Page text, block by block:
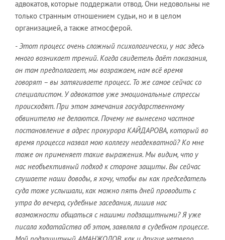
адвокатов, которые поддержали отвод. Они недовольны не
только странным отношением судьи, но и в целом
организацией, а также атмосферой.
- Этот процесс очень сложный психологически, у нас здесь
много возникает трений. Когда свидетель даёт показания,
он там предполагает, мы возражаем, нам всё время
говорят – вы затягиваете процесс. То же самое сейчас со
специалистом. У адвокатов уже эмоциональные стрессы
происходят. При этом замечания государственному
обвинителю не делаются. Почему не вынесено частное
постановление в адрес прокурора КАЙДАРОВА, который во
время процесса назвал мою коллегу неадекватной? Ко мне
тоже он применяет такие выражения. Мы видим, что у
нас необъективный подход к стороне защиты. Вы сейчас
слушаете наши доводы, я хочу, чтобы вы как председатель
суда тоже услышали, как можно пять дней проводить с
утра до вечера, судебные заседания, лишив нас
возможности общаться с нашими подзащитными? Я уже
писала ходатайства об этом, заявляла в судебном процессе.